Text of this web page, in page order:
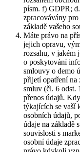
písm. f) GDPR;
zpracovávány
základě vašeho
Máte právo na
jejich opravu,
rozsahu, v jakém
o poskytování
smlouvy o demo
přijetí opatření na
smluv (čl. 6 odst.
přenos údajů.
týkajících se vaší
osobních údajů,
údaje na základě
souvislosti s
osobní údaje